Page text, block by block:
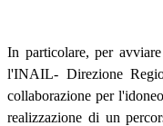
In particolare, per
l'INAIL- Direzione
collaborazione per
realizzazione di un